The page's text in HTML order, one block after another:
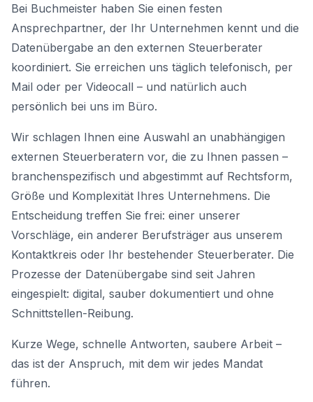
Bei Buchmeister haben Sie einen festen
Ansprechpartner, der Ihr Unternehmen kennt und die
Datenübergabe an den externen Steuerberater
koordiniert. Sie erreichen uns täglich telefonisch, per
Mail oder per Videocall – und natürlich auch
persönlich bei uns im Büro.
Wir schlagen Ihnen eine Auswahl an unabhängigen
externen Steuerberatern vor, die zu Ihnen passen –
branchenspezifisch und abgestimmt auf Rechtsform,
Größe und Komplexität Ihres Unternehmens. Die
Entscheidung treffen Sie frei: einer unserer
Vorschläge, ein anderer Berufsträger aus unserem
Kontaktkreis oder Ihr bestehender Steuerberater. Die
Prozesse der Datenübergabe sind seit Jahren
eingespielt: digital, sauber dokumentiert und ohne
Schnittstellen-Reibung.
Kurze Wege, schnelle Antworten, saubere Arbeit –
das ist der Anspruch, mit dem wir jedes Mandat
führen.